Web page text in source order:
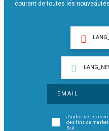
courant de toutes les
J'autorise les
des fins de
Sul.